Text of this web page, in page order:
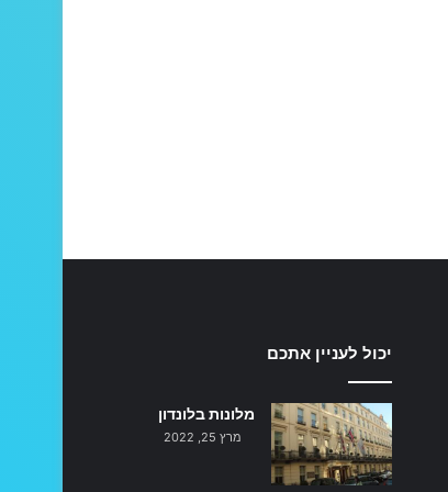
יכול לעניין אתכם
מלונות בלונדון
מרץ 25, 2022